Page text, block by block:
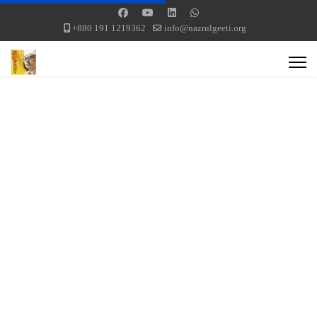
+880 191 1219362 info@nazrulgeeti.org